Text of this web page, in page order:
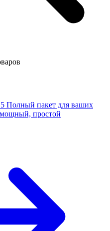
Полный пакет для ваших
простой